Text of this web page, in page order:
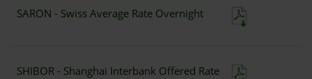
SARON - Swiss Average Rate Overnight
SHIBOR - Shanghai Interbank Offered Rate